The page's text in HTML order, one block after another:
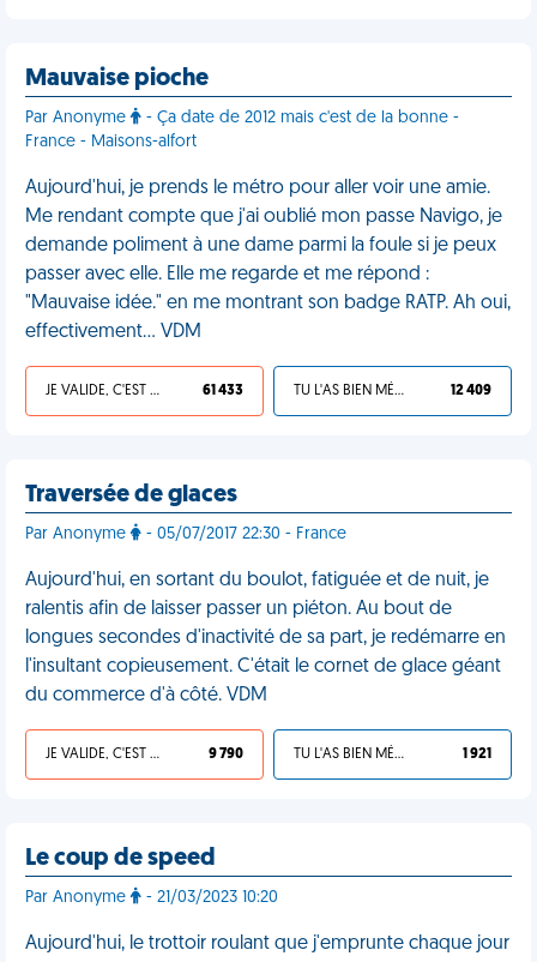
Mauvaise pioche
Par Anonyme
- Ça date de 2012 mais c'est de la bonne -
France - Maisons-alfort
Aujourd'hui, je prends le métro pour aller voir une amie.
Me rendant compte que j'ai oublié mon passe Navigo, je
demande poliment à une dame parmi la foule si je peux
passer avec elle. Elle me regarde et me répond :
"Mauvaise idée." en me montrant son badge RATP. Ah oui,
effectivement… VDM
JE VALIDE, C'EST UNE VDM 61 433 TU L'AS BIEN MÉRITÉ 12 409
Traversée de glaces
Par Anonyme - 05/07/2017 22:30 - France
Aujourd'hui, en sortant du boulot, fatiguée et de nuit, je
ralentis afin de laisser passer un piéton. Au bout de
longues secondes d'inactivité de sa part, je redémarre en
l'insultant copieusement. C'était le cornet de glace géant
du commerce d'à côté. VDM
JE VALIDE, C'EST UNE VDM 9 790 TU L'AS BIEN MÉRITÉ 1 921
Le coup de speed
Par Anonyme - 21/03/2023 10:20
Aujourd'hui, le trottoir roulant que j'emprunte chaque jour